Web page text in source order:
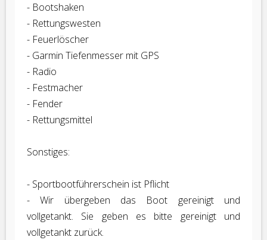
- Bootshaken
- Rettungswesten
- Feuerlöscher
- Garmin Tiefenmesser mit GPS
- Radio
- Festmacher
- Fender
- Rettungsmittel
Sonstiges:
- Sportbootführerschein ist Pflicht
- Wir übergeben das Boot gereinigt und
vollgetankt. Sie geben es bitte gereinigt und
vollgetankt zurück.